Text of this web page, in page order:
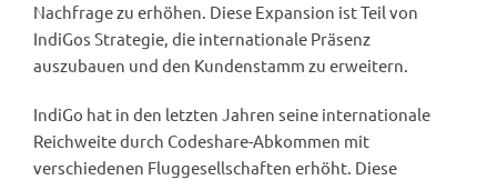
Nachfrage zu erhöhen. Diese Expansion ist Teil von
IndiGos Strategie, die internationale Präsenz
auszubauen und den Kundenstamm zu erweitern.
IndiGo hat in den letzten Jahren seine internationale
Reichweite durch Codeshare-Abkommen mit
verschiedenen Fluggesellschaften erhöht. Diese